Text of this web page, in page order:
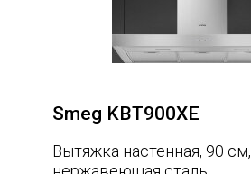
Smeg KBT900XE
Вытяжка настенная, 90 см,